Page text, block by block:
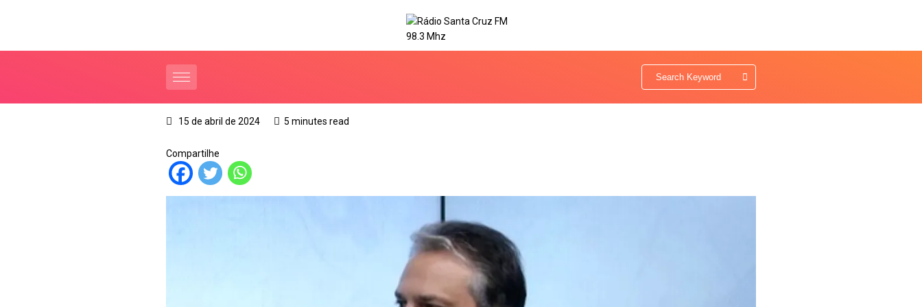
15 de abril de 2024 5 minutes read
Compartilhe